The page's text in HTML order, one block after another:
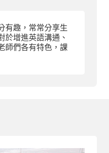
有趣，常常分享生
於增進英語溝通、
師們各有特色，課